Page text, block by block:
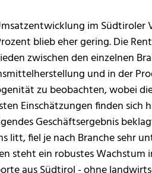
im
blieb eher gering. Die
zwischen den einzelnen
und in der
zu beobachten, wobei
Einschätzungen finden
Geschäftsergebnis
litt, fiel je nach Branche sehr
steht ein robustes Wachstum